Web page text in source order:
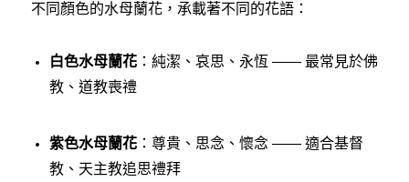
不同顏色的水母蘭花，承載著不同的花語：
白色水母蘭花：純潔、哀思、永恆 —— 最常見於佛
教、道教喪禮
紫色水母蘭花：尊貴、思念、懷念 —— 適合基督
教、天主教追思禮拜